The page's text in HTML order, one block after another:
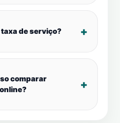
de serviço?
comparar